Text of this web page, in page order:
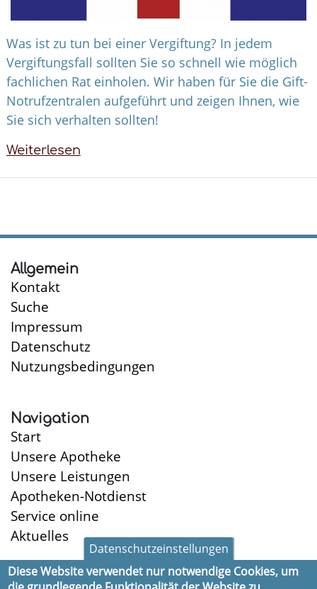
Was ist zu tun bei einer Vergiftung? In jedem
Vergiftungsfall sollten Sie so schnell wie möglich
fachlichen Rat einholen. Wir haben für Sie die Gift-
Notrufzentralen aufgeführt und zeigen Ihnen, wie
Sie sich verhalten sollten!
Weiterlesen
Allgemein
Kontakt
Suche
Impressum
Datenschutz
Nutzungsbedingungen
Navigation
Start
Unsere Apotheke
Unsere Leistungen
Apotheken-Notdienst
Service online
Aktuelles
Datenschutzeinstellungen
Diese Website verwendet nur notwendige Cookies, um